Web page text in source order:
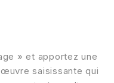
» et apportez une
saisissante qui